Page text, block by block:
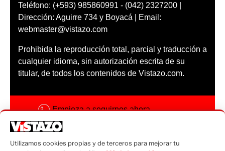
Teléfono: (+593) 985860991 - (042) 2327200 |
Dirección: Aguirre 734 y Boyacá | Email:
webmaster@vistazo.com
Prohibida la reproducción total, parcial y traducción a
cualquier idioma, sin autorización escrita de su
titular, de todos los contenidos de Vistazo.com.
Empieza a seguirnos ahora
Código ética
Utilizamos cookies propias y de terceros para mejorar tu